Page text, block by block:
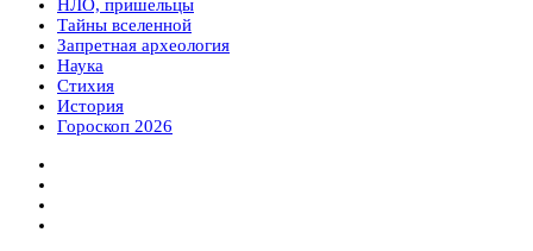
НЛО, пришельцы
Тайны вселенной
Запретная археология
Наука
Стихия
История
Гороскоп 2026